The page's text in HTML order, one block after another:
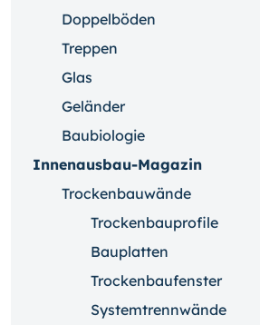
Doppelböden
Treppen
Glas
Geländer
Baubiologie
Innenausbau-Magazin
Trockenbauwände
Trockenbauprofile
Bauplatten
Trockenbaufenster
Systemtrennwände